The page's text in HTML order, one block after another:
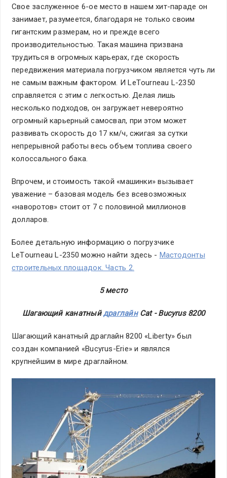
Свое заслуженное 6-ое место в нашем хит-параде он
занимает, разумеется, благодаря не только своим
гигантским размерам, но и прежде всего
производительностью. Такая машина призвана
трудиться в огромных карьерах, где скорость
передвижения материала погрузчиком является чуть ли
не самым важным фактором. И LeТourneau L-2350
справляется с этим с легкостью. Делая лишь
несколько подходов, он загружает невероятно
огромный карьерный самосвал, при этом может
развивать скорость до 17 км/ч, сжигая за сутки
непрерывной работы весь объем топлива своего
колоссального бака.
Впрочем, и стоимость такой «машинки» вызывает
уважение – базовая модель без всевозможных
«наворотов» стоит от 7 с половиной миллионов
долларов.
Более детальную информацию о погрузчике
LeТourneau L-2350 можно найти здесь - Мастодонты
строительных площадок. Часть 2.
5 место
Шагающий канатныйдраглайн Cat - Bucyrus 8200
Шагающий канатный драглайн 8200 «Liberty» был
создан компанией «Bucyrus-Erie» и являлся
крупнейшим в мире драглайном.